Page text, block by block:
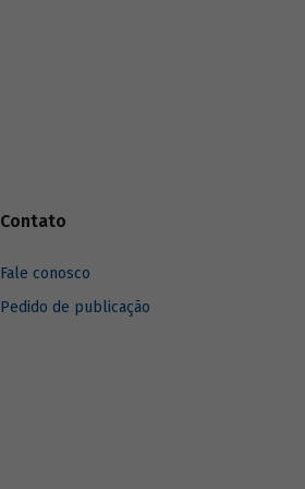
Contato
Fale conosco
Pedido de publicação